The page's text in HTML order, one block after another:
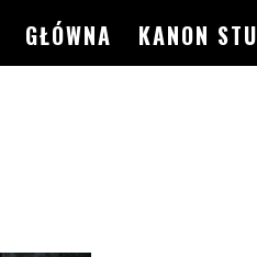
GŁÓWNA KANON STU